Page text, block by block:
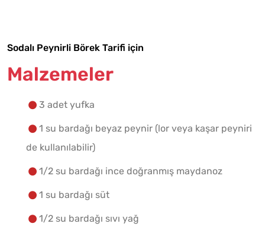
Sodalı Peynirli Börek Tarifi için
Malzemeler
3 adet yufka
1 su bardağı beyaz peynir (lor veya kaşar peyniri
de kullanılabilir)
1/2 su bardağı ince doğranmış maydanoz
1 su bardağı süt
1/2 su bardağı sıvı yağ